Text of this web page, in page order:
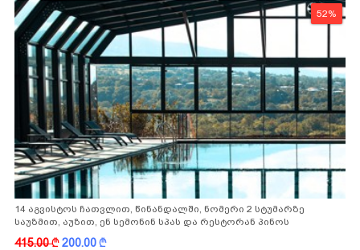
52%
14 აგვისტოს ჩათვლით, წინანდალში, ნომერი 2 სტუმარზე
საუზმით, აუზით, ენ სემონინ სპას და რესტორან პინოს
415.00k200.00k